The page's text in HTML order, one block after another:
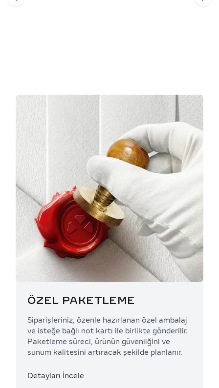
ÖZEL PAKETLEME
Siparişleriniz, özenle hazırlanan özel ambalaj
ve isteğe bağlı not kartı ile birlikte gönderilir.
Paketleme süreci, ürünün güvenliğini ve
sunum kalitesini artıracak şekilde planlanır.
Detayları İncele